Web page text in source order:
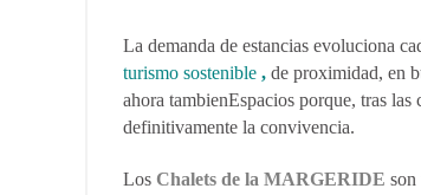
La demanda de estancias evoluciona
turismo sostenible , de proximidad, en
ahora tambienEspacios porque, tras las
definitivamente la convivencia.
Los Chalets de la MARGERIDE son